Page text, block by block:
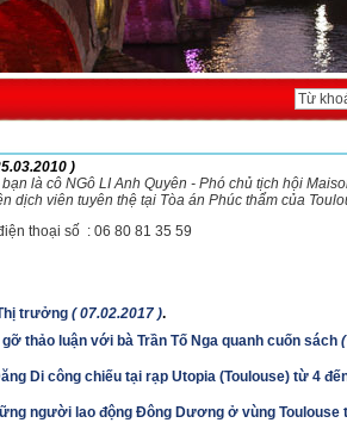
)
là cô NGô LI Anh Quyên - Phó chủ tịch hội
dịch viên tuyên thệ tại Tòa án Phúc thẩm của
thoại số : 06 80 81 35 59
trưởng ( 07.02.2017 ).
thảo luận với bà Trần Tố Nga quanh cuốn sách
Di công chiếu tại rạp Utopia (Toulouse) từ 4
người lao động Đông Dương ở vùng Toulouse